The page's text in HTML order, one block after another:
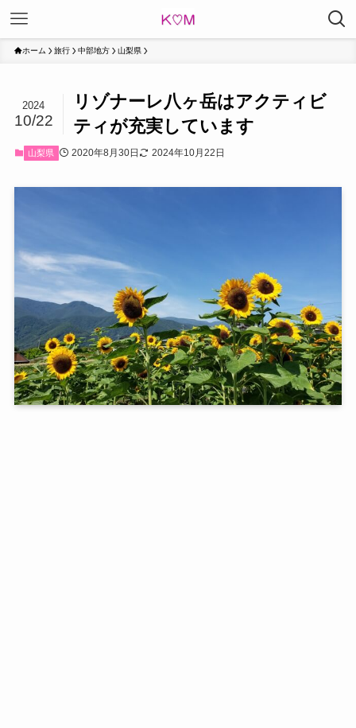
ホーム 旅行 中部地方 山梨県
リゾナーレ八ヶ岳はアクティビ
ティが充実しています
2024
10/22
山梨県 2020年8月30日 2024年10月22日